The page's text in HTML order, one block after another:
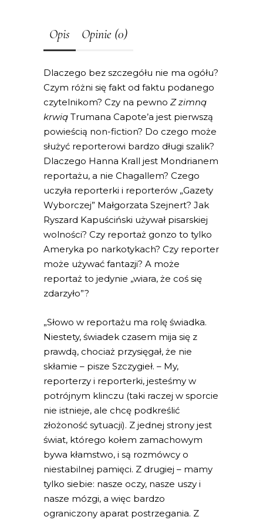
Opis Opinie (0)
Dlaczego bez szczegółu nie ma ogółu?
Czym różni się fakt od faktu podanego
czytelnikom? Czy na pewno Z zimną
krwią Trumana Capote’a jest pierwszą
powieścią non-fiction? Do czego może
służyć reporterowi bardzo długi szalik?
Dlaczego Hanna Krall jest Mondrianem
reportażu, a nie Chagallem? Czego
uczyła reporterki i reporterów „Gazety
Wyborczej” Małgorzata Szejnert? Jak
Ryszard Kapuściński używał pisarskiej
wolności? Czy reportaż gonzo to tylko
Ameryka po narkotykach? Czy reporter
może używać fantazji? A może
reportaż to jedynie „wiara, że coś się
zdarzyło”?
„Słowo w reportażu ma rolę świadka.
Niestety, świadek czasem mija się z
prawdą, chociaż przysięgał, że nie
skłamie – pisze Szczygieł. – My,
reporterzy i reporterki, jesteśmy w
potrójnym klinczu (taki raczej w sporcie
nie istnieje, ale chcę podkreślić
złożoność sytuacji). Z jednej strony jest
świat, którego kołem zamachowym
bywa kłamstwo, i są rozmówcy o
niestabilnej pamięci. Z drugiej – mamy
tylko siebie: nasze oczy, nasze uszy i
nasze mózgi, a więc bardzo
ograniczony aparat postrzegania. Z